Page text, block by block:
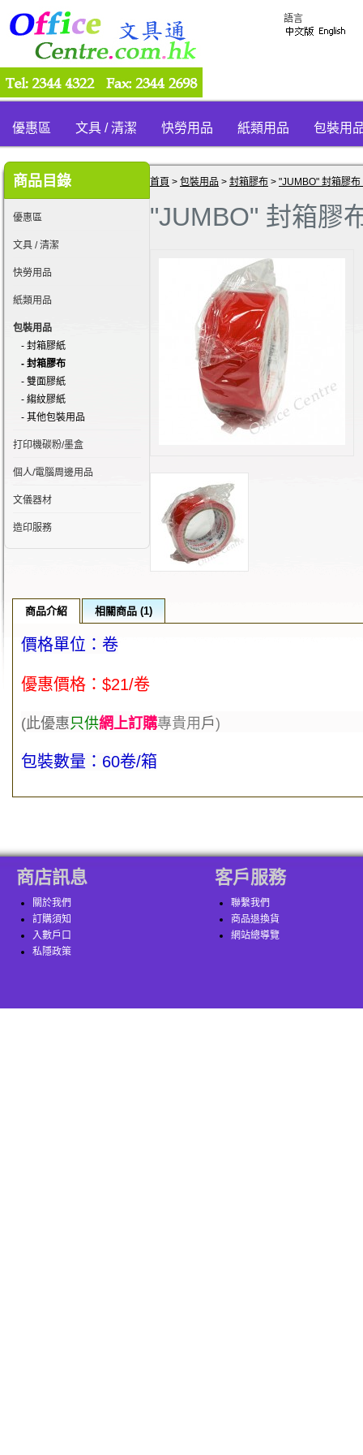
語言
優惠區 文具 / 清潔 快勞用品 紙類用品 包裝用
商品目錄
優惠區
文具 / 清潔
快勞用品
紙類用品
包裝用品
- 封箱膠紙
- 封箱膠布
- 雙面膠紙
- 縐紋膠紙
- 其他包裝用品
打印機碳粉/墨盒
個人/電腦周邊用品
文儀器材
造印服務
首頁 > 包裝用品 > 封箱膠布 > "JUMBO" 封箱膠布
"JUMBO" 封箱膠
商品介紹 相關商品 (1)
價格單位：卷
優惠價格：$21/卷
(此優惠只供網上訂購專貴用 戶)
包裝數量：60卷/箱
商店訊息
關於我們
訂購須知
入數戶口
私隱政策
客戶服務
聯繫我們
商品退換貨
網站總導覽